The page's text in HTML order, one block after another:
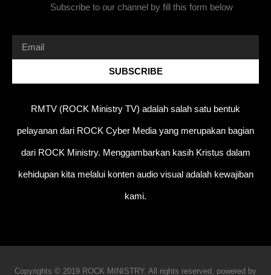
Subscribe to our channel by fill this form below
SUBSCRIBE
RMTV (ROCK Ministry TV) adalah salah satu bentuk
pelayanan dari ROCK Cyber Media yang merupakan bagian
dari ROCK Ministry. Menggambarkan kasih Kristus dalam
kehidupan kita melalui konten audio visual adalah kewajiban
kami.
Copyrights © 2019 ROCK MINISTRY. All rights reserved, powered by